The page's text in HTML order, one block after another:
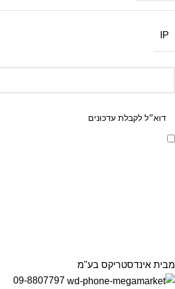
IP
מבית אינדסטריקס בע"מ
09-8807797